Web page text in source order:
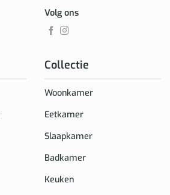
Collectie
Woonkamer
Eetkamer
Slaapkamer
Badkamer
Keuken
Volg ons